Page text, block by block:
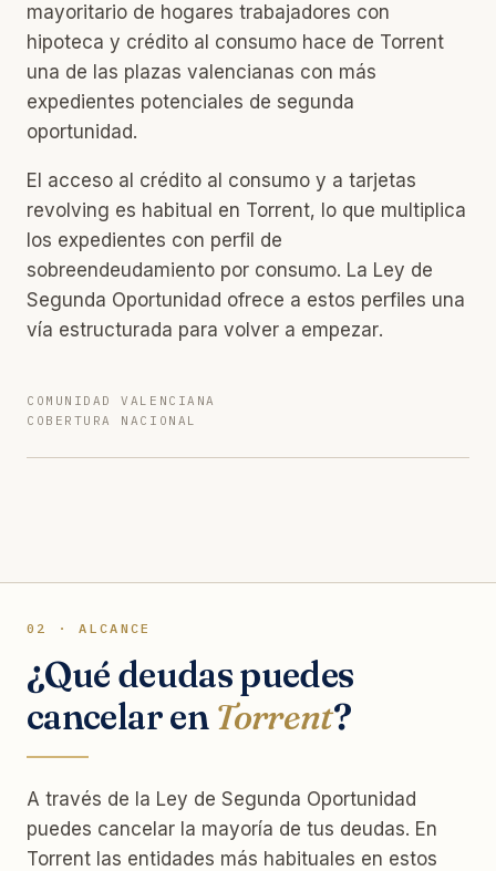
mayoritario de hogares trabajadores con
hipoteca y crédito al consumo hace de Torrent
una de las plazas valencianas con más
expedientes potenciales de segunda
oportunidad.
El acceso al crédito al consumo y a tarjetas
revolving es habitual en Torrent, lo que multiplica
los expedientes con perfil de
sobreendeudamiento por consumo. La Ley de
Segunda Oportunidad ofrece a estos perfiles una
vía estructurada para volver a empezar.
COMUNIDAD VALENCIANA
COBERTURA NACIONAL
02 · ALCANCE
¿Qué deudas puedes
cancelar en Torrent?
A través de la Ley de Segunda Oportunidad
puedes cancelar la mayoría de tus deudas. En
Torrent las entidades más habituales en estos